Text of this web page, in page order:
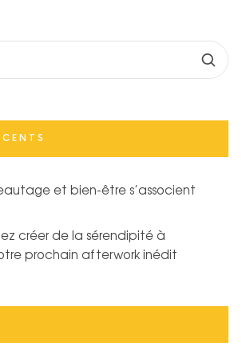
et bien-être s’associent
créer de la sérendipité à
prochain afterwork inédit